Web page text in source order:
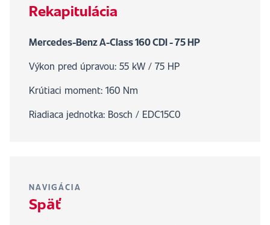
Rekapitulácia
Mercedes-Benz A-Class 160 CDI - 75 HP
Výkon pred úpravou: 55 kW / 75 HP
Krútiaci moment: 160 Nm
Riadiaca jednotka: Bosch / EDC15C0
NAVIGÁCIA
Späť